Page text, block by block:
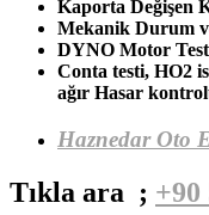
Kaporta Değişen
Mekanik Durum
DYNO Motor
Conta testi, HO2
ağır Hasar
Haznedar Oto
Tıkla ara ; +90